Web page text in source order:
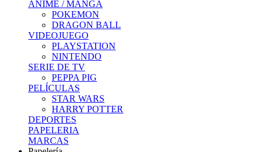
ANIME / MANGA
POKEMON
DRAGON BALL
VIDEOJUEGO
PLAYSTATION
NINTENDO
SERIE DE TV
PEPPA PIG
PELÍCULAS
STAR WARS
HARRY POTTER
DEPORTES
PAPELERIA
MARCAS